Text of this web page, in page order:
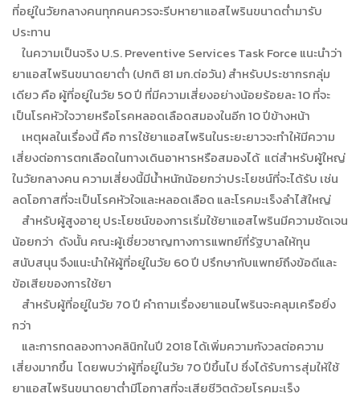
ที่อยู่ในวัยกลางคนทุกคนควรจะรีบหายาแอสไพรินขนาดต่ำมารับ
ประทาน
ในความเป็นจริง U.S. Preventive Services Task Force แนะนำว่า
ยาแอสไพรินขนาดยาต่ำ (ปกติ 81 มก.ต่อวัน) สำหรับประชากรกลุ่ม
เดียว คือ ผู้ที่อยู่ในวัย 50 ปี ที่มีความเสี่ยงอย่างน้อยร้อยละ 10 ที่จะ
เป็นโรคหัวใจวายหรือโรคหลอดเลือดสมองในอีก 10 ปีข้างหน้า
เหตุผลในเรื่องนี้ คือ การใช้ยาแอสไพรินในระยะยาวจะทำให้มีความ
เสี่ยงต่อการตกเลือดในทางเดินอาหารหรือสมองได้ แต่สำหรับผู้ใหญ่
ในวัยกลางคน ความเสี่ยงนี้มีน้ำหนักน้อยกว่าประโยชน์ที่จะได้รับ เช่น
ลดโอกาสที่จะเป็นโรคหัวใจและหลอดเลือด และโรคมะเร็งลำไส้ใหญ่
สำหรับผู้สูงอายุ ประโยชน์ของการเริ่มใช้ยาแอสไพรินมีความชัดเจน
น้อยกว่า ดังนั้น คณะผู้เชี่ยวชาญทางการแพทย์ที่รัฐบาลให้ทุน
สนับสนุน จึงแนะนำให้ผู้ที่อยู่ในวัย 60 ปี ปรึกษากับแพทย์ถึงข้อดีและ
ข้อเสียของการใช้ยา
สำหรับผู้ที่อยู่ในวัย 70 ปี คำถามเรื่องยาแอนไพรินจะคลุมเครือยิ่ง
กว่า
และการทดลองทางคลินิกในปี 2018 ได้เพิ่มความกังวลต่อความ
เสี่ยงมากขึ้น โดยพบว่าผู้ที่อยู่ในวัย 70 ปีขึ้นไป ซึ่งได้รับการสุ่มให้ใช้
ยาแอสไพรินขนาดยาต่ำมีโอกาสที่จะเสียชีวิตด้วยโรคมะเร็ง